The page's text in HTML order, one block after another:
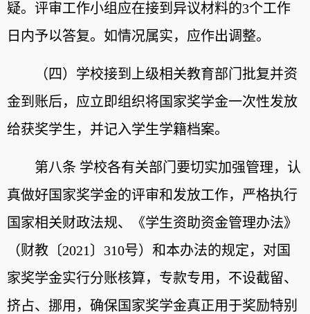
疑。评审工作小组应在接到异议材料的3个工作
日内予以答复。如情况属实，应作出调整。
（四）学校接到上级相关教育部门批复并资
金到账后，应立即组织将国家奖学金一次性发放
给获奖学生，并记入学生学籍档案。
第八条 学校各有关部门要切实加强管理，认
真做好国家奖学金的评审和发放工作，严格执行
国家相关财政法规、《学生资助资金管理办法》
（财教〔2021〕310号）和本办法的规定，对国
家奖学金实行分账核算，专款专用，不设截留、
挤占、挪用，确保国家奖学金真正用于奖励特别